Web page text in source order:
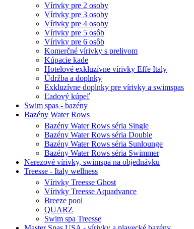
Vírivky pre 2 osoby
Vírivky pre 3 osoby
Vírivky pre 4 osoby
Vírivky pre 5 osôb
Vírivky pre 6 osôb
Komerčné vírivky s prelivom
Kúpacie kade
Hotelové exkluzívne vírivky Effe Italy
Údržba a doplnky
Exkluzívne doplnky pre vírivky a swimspas
Ľadový kúpeľ
Swim spas - bazény
Bazény Water Rows
Bazény Water Rows séria Single
Bazény Water Rows séria Double
Bazény Water Rows séria Sunlounge
Bazény Water Rows séria Swimmer
Nerezové vírivky, swimspa na objednávku
Treesse - Italy wellness
Vírivky Treesse Ghost
Vírivky Treesse Aquadvance
Breeze pool
QUARZ
Swim spa Treesse